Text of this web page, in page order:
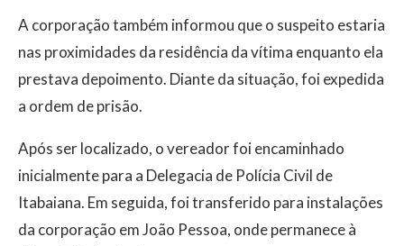
A corporação também informou que o suspeito estaria
nas proximidades da residência da vítima enquanto ela
prestava depoimento. Diante da situação, foi expedida
a ordem de prisão.
Após ser localizado, o vereador foi encaminhado
inicialmente para a Delegacia de Polícia Civil de
Itabaiana. Em seguida, foi transferido para instalações
da corporação em João Pessoa, onde permanece à